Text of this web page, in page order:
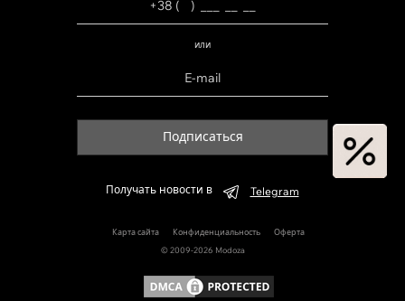
или
Подписаться
Получать новости в Telegram
Карта сайта Конфиденциальность
Оферта
© 2009-2026 Modoza